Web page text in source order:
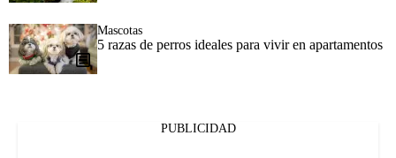
Mascotas
5 razas de perros ideales para vivir en apartamentos
PUBLICIDAD